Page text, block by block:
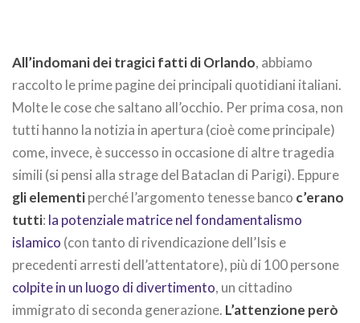
All’indomani dei tragici fatti di Orlando, abbiamo
raccolto le prime pagine dei principali quotidiani italiani.
Molte le cose che saltano all’occhio. Per prima cosa, non
tutti hanno la notizia in apertura (cioè come principale)
come, invece, è successo in occasione di altre tragedia
simili (si pensi alla strage del Bataclan di Parigi). Eppure
gli elementiperché l’argomento tenesse banco c’erano
tutti: la potenziale matrice nel fondamentalismo
islamico (con tanto di rivendicazione dell’Isis e
precedenti arresti dell’attentatore), più di 100 persone
colpite in un luogo di divertimento, un cittadino
immigrato di seconda generazione. L’attenzione però